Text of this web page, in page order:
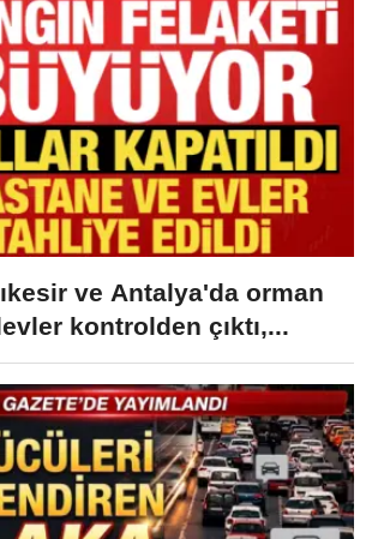
ve Antalya'da orman
kontrolden çıktı,...